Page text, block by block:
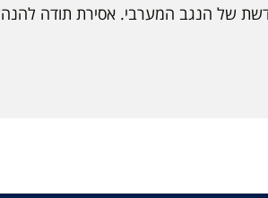
של הנגב המערבי. אסירת תודה